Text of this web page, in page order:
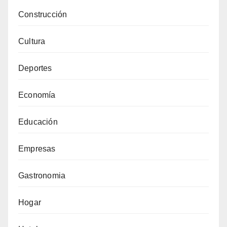
Construcción
Cultura
Deportes
Economía
Educación
Empresas
Gastronomia
Hogar